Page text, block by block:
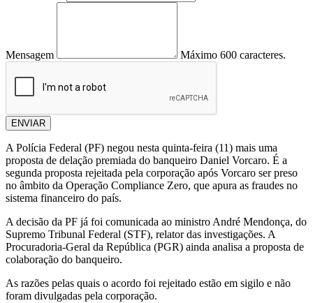
Mensagem Máximo 600 caracteres.
ENVIAR
A Polícia Federal (PF) negou nesta quinta-feira (11) mais uma
proposta de delação premiada do banqueiro Daniel Vorcaro. É a
segunda proposta rejeitada pela corporação após Vorcaro ser preso
no âmbito da Operação Compliance Zero, que apura as fraudes no
sistema financeiro do país.
A decisão da PF já foi comunicada ao ministro André Mendonça, do
Supremo Tribunal Federal (STF), relator das investigações. A
Procuradoria-Geral da República (PGR) ainda analisa a proposta de
colaboração do banqueiro.
As razões pelas quais o acordo foi rejeitado estão em sigilo e não
foram divulgadas pela corporação.